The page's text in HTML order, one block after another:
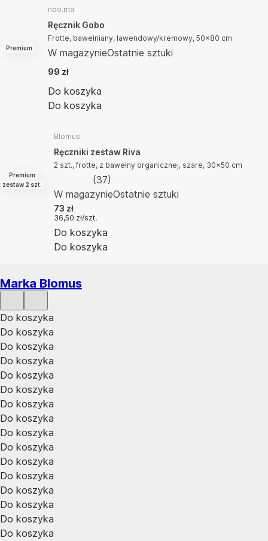
Premium
noo.ma
Ręcznik Gobo
Frotte, bawełniany, lawendowy/kremowy, 50x80 cm
W magazynieOstatnie sztuki
99 zł
Do koszyka
Do koszyka
Premium
zestaw 2 szt.
Blomus
Ręczniki zestaw Riva
2 szt., frotte, z bawełny organicznej, szare, 30x50 cm
(37)
W magazynieOstatnie sztuki
73 zł
36,50 zł/szt.
Do koszyka
Do koszyka
Marka Blomus
Do koszyka
Do koszyka
Do koszyka
Do koszyka
Do koszyka
Do koszyka
Do koszyka
Do koszyka
Do koszyka
Do koszyka
Do koszyka
Do koszyka
Do koszyka
Do koszyka
Do koszyka
Do koszyka